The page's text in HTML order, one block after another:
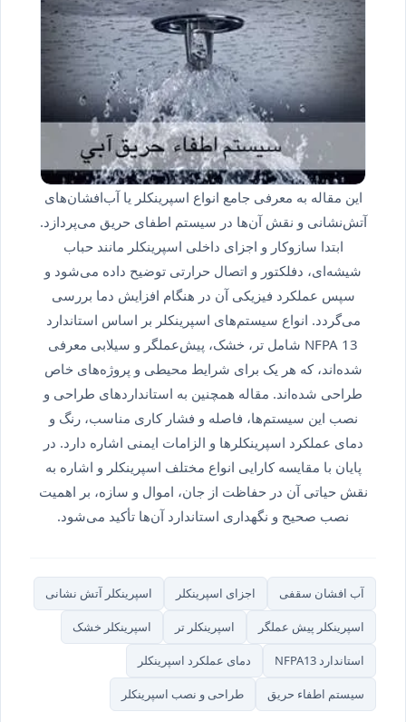
این مقاله به معرفی جامع انواع اسپرینکلر یا آب‌افشان‌های
آتش‌نشانی و نقش آن‌ها در سیستم اطفای حریق می‌پردازد.
ابتدا سازوکار و اجزای داخلی اسپرینکلر مانند حباب
شیشه‌ای، دفلکتور و اتصال حرارتی توضیح داده می‌شود و
سپس عملکرد فیزیکی آن در هنگام افزایش دما بررسی
می‌گردد. انواع سیستم‌های اسپرینکلر بر اساس استاندارد
NFPA 13 شامل تر، خشک، پیش‌عملگر و سیلابی معرفی
شده‌اند، که هر یک برای شرایط محیطی و پروژه‌های خاص
طراحی شده‌اند. مقاله همچنین به استانداردهای طراحی و
نصب این سیستم‌ها، فاصله و فشار کاری مناسب، رنگ و
دمای عملکرد اسپرینکلرها و الزامات ایمنی اشاره دارد. در
پایان با مقایسه کارایی انواع مختلف اسپرینکلر و اشاره به
نقش حیاتی آن در حفاظت از جان، اموال و سازه، بر اهمیت
نصب صحیح و نگهداری استاندارد آن‌ها تأکید می‌شود.
آب افشان سقفی اجزای اسپرینکلر اسپرینکلر آتش نشانی
اسپرینکلر پیش عملگر اسپرینکلر تر اسپرینکلر خشک
استاندارد NFPA13 دمای عملکرد اسپرینکلر
سیستم اطفاء حریق طراحی و نصب اسپرینکلر